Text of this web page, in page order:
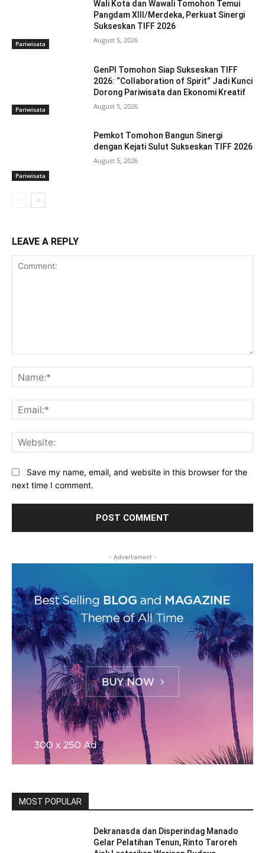
Pariwisata
Wali Kota dan Wawali Tomohon Temui
Pangdam XIII/Merdeka, Perkuat Sinergi
Sukseskan TIFF 2026
August 5, 2026
Pariwisata
GenPI Tomohon Siap Sukseskan TIFF
2026: “Collaboration of Spirit” Jadi Kunci
Dorong Pariwisata dan Ekonomi Kreatif
August 5, 2026
Pariwisata
Pemkot Tomohon Bangun Sinergi
dengan Kejati Sulut Sukseskan TIFF 2026
August 5, 2026
LEAVE A REPLY
Save my name, email, and website in this browser for the
next time I comment.
- Advertisment -
MOST POPULAR
Dekranasda dan Disperindag Manado
Gelar Pelatihan Tenun, Rinto Taroreh